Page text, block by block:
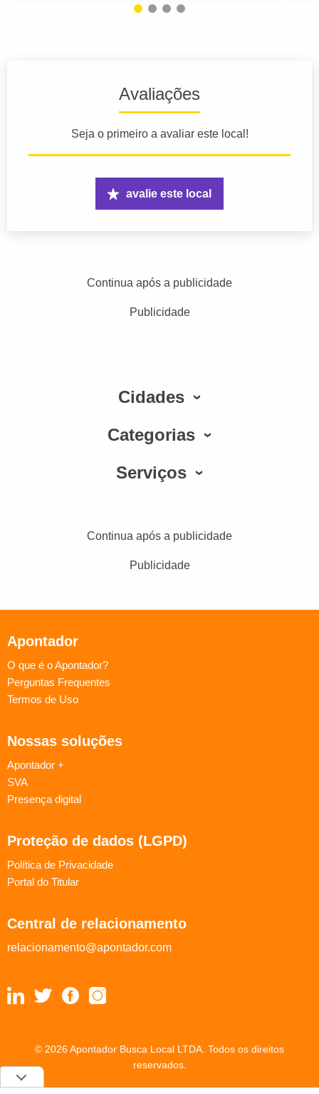
Avaliações
Seja o primeiro a avaliar este local!
avalie este local
Continua após a publicidade
Publicidade
Cidades
Categorias
Serviços
Continua após a publicidade
Publicidade
Apontador
O que é o Apontador?
Perguntas Frequentes
Termos de Uso
Nossas soluções
Apontador +
SVA
Presença digital
Proteção de dados (LGPD)
Política de Privacidade
Portal do Titular
Central de relacionamento
relacionamento@apontador.com
© 2026 Apontador Busca Local LTDA. Todos os direitos
reservados.